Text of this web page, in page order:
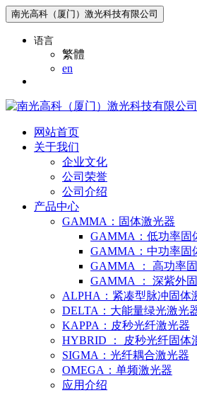
南光高科（厦门）激光科技有限公司
语言
繁體
en
网站首页
关于我们
企业文化
公司荣誉
公司介绍
产品中心
GAMMA：固体激光器
GAMMA：低功率固
GAMMA：中功率固
GAMMA ： 高功率
GAMMA ： 深紫外
ALPHA：紧凑型脉冲固体
DELTA：大能量绿光激光
KAPPA：皮秒光纤激光器
HYBRID ： 皮秒光纤固体
SIGMA：光纤耦合激光器
OMEGA：单频激光器
应用介绍